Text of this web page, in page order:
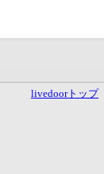
livedoorトップ